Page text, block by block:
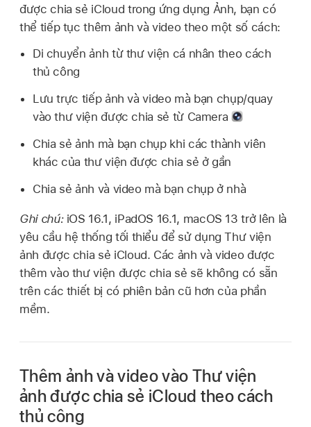
được chia sẻ iCloud trong ứng dụng Ảnh, bạn có
thể tiếp tục thêm ảnh và video theo một số cách:
Di chuyển ảnh từ thư viện cá nhân theo cách
thủ công
Lưu trực tiếp ảnh và video mà bạn chụp/quay
vào thư viện được chia sẻ từ Camera
Chia sẻ ảnh mà bạn chụp khi các thành viên
khác của thư viện được chia sẻ ở gần
Chia sẻ ảnh và video mà bạn chụp ở nhà
Ghi chú: iOS 16.1, iPadOS 16.1, macOS 13 trở lên là
yêu cầu hệ thống tối thiểu để sử dụng Thư viện
ảnh được chia sẻ iCloud. Các ảnh và video được
thêm vào thư viện được chia sẻ sẽ không có sẵn
trên các thiết bị có phiên bản cũ hơn của phần
mềm.
Thêm ảnh và video vào Thư viện
ảnh được chia sẻ iCloud theo cách
thủ công